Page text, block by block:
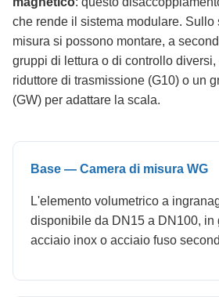
che rende il sistema modulare. Sullo
misura si possono montare, a
gruppi di lettura o di controllo
riduttore di trasmissione (G10) o un
(GW) per adattare la scala.
Base — Camera di misura WG
L'elemento volumetrico a
disponibile da DN15 a DN100, in
acciaio inox o acciaio fuso